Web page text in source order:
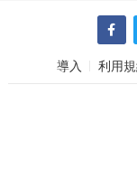
導入 利用